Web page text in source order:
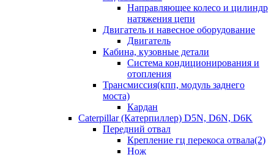
Направляющее колесо и цилиндр
натяжения цепи
Двигатель и навесное оборудование
Двигатель
Кабина, кузовные детали
Система кондиционирования и
отопления
Трансмиссия(кпп, модуль заднего
моста)
Кардан
Caterpillar (Катерпиллер) D5N, D6N, D6K
Передний отвал
Крепление гц перекоса отвала(2)
Нож